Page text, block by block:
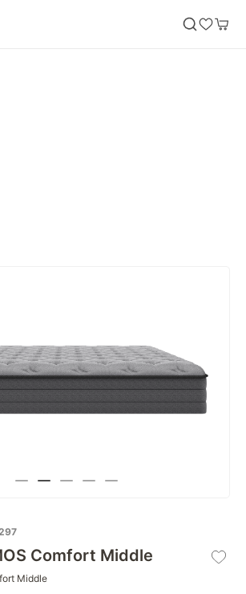
Comfort Middle
Middle